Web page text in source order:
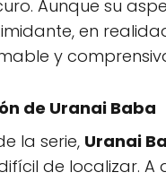
Aunque su
en
y
de Uranai Baba
la serie, Uranai
de localizar. A